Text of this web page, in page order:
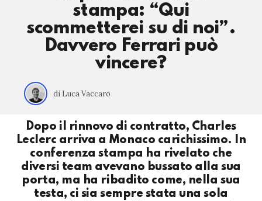
stampa: “Qui
scommetterei su di noi”.
Davvero Ferrari può
vincere?
di Luca Vaccaro
Dopo il rinnovo di contratto, Charles
Leclerc arriva a Monaco carichissimo. In
conferenza stampa ha rivelato che
diversi team avevano bussato alla sua
porta, ma ha ribadito come, nella sua
testa, ci sia sempre stata una sola